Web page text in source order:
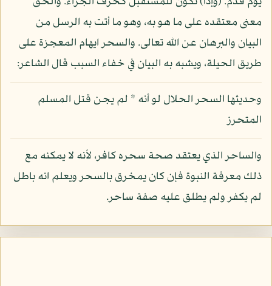
معنى معتقده على ما هو به، وهو ما أتت به الرسل من
البيان والبرهان عن الله تعالى. والسحر ايهام المعجزة على
طريق الحيلة، ويشبه به البيان في خفاء السبب قال الشاعر:
وحديثها السحر الحلال لو أنه * لم يجن قتل المسلم
المتحرز
والساحر الذي يعتقد صحة سحره كافر، لأنه لا يمكنه مع
ذلك معرفة النبوة فإن كان يمخرق بالسحر ويعلم انه باطل
لم يكفر ولم يطلق عليه صفة ساحر.